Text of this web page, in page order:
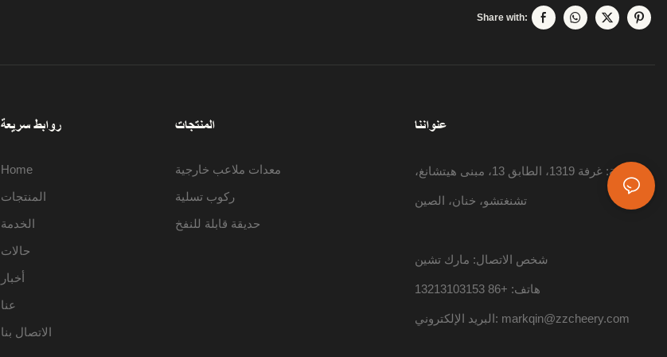
Share with:
روابط سريعة
Home
المنتجات
الخدمة
حالات
أخبار
عنا
الاتصال بنا
المنتجات
معدات ملاعب خارجية
ركوب تسلية
حديقة قابلة للنفخ
عنواننا
إضافة: غرفة 1319، الطابق 13، مبنى هيتشانغ،
تشنغتشو، خنان، الصين
شخص الاتصال: مارك تشين
هاتف: +86 13213103153
البريد الإلكتروني: markqin@zzcheery.com